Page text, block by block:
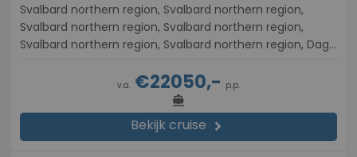
Svalbard northern region, Svalbard northern region,
Svalbard northern region, Svalbard northern region,
Svalbard northern region, Svalbard northern region, Dag
Grundarfjorrur, Reykjavik
v.a. €22050,- p.p.
directions_boat
Bekijk cruise chevron_right